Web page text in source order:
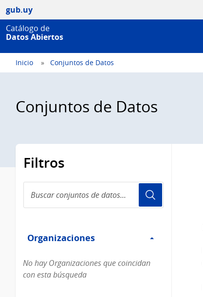
gub.uy
Catálogo de
Datos Abiertos
Inicio Conjuntos de Datos
Conjuntos de Datos
Filtros
conjuntos
de
Organizaciones
Organizaciones
No hay Organizaciones que coincidan
con esta búsqueda